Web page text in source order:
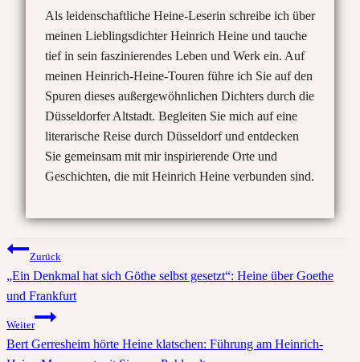
Als leidenschaftliche Heine-Leserin schreibe ich über
meinen Lieblingsdichter Heinrich Heine und tauche
tief in sein faszinierendes Leben und Werk ein. Auf
meinen Heinrich-Heine-Touren führe ich Sie auf den
Spuren dieses außergewöhnlichen Dichters durch die
Düsseldorfer Altstadt. Begleiten Sie mich auf eine
literarische Reise durch Düsseldorf und entdecken
Sie gemeinsam mit mir inspirierende Orte und
Geschichten, die mit Heinrich Heine verbunden sind.
Beitragsnavigation
Zurück
„Ein Denkmal hat sich Göthe selbst gesetzt“: Heine über Goethe
und Frankfurt
Weiter
Bert Gerresheim hörte Heine klatschen: Führung am Heinrich-